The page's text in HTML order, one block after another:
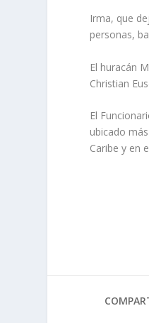
Irma, que
personas,
El huracán
Christian
El
ubicado
Caribe y en